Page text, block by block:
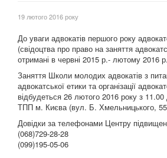
19 лютого 2016 року
До уваги адвокатів першого року
(свідоцтва про право на заняття
отримані в червні 2015 р.- лютому 2016
Заняття Школи молодих адвокатів з
адвокатської етики та організації
відбудеться 26 лютого 2016 року з
ТПП м. Києва (вул. Б. Хмельницького,
Довідки за телефонами Центру
(068)729-28-28
(099)195-05-06